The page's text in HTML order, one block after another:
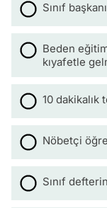
Sınıf
Beden
kıyafetle
10
Nöbetçi
Sınıf